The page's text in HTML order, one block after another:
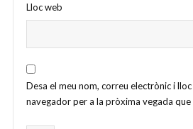
Lloc web
Desa el meu nom, correu electrònic i
navegador per a la pròxima vegada que